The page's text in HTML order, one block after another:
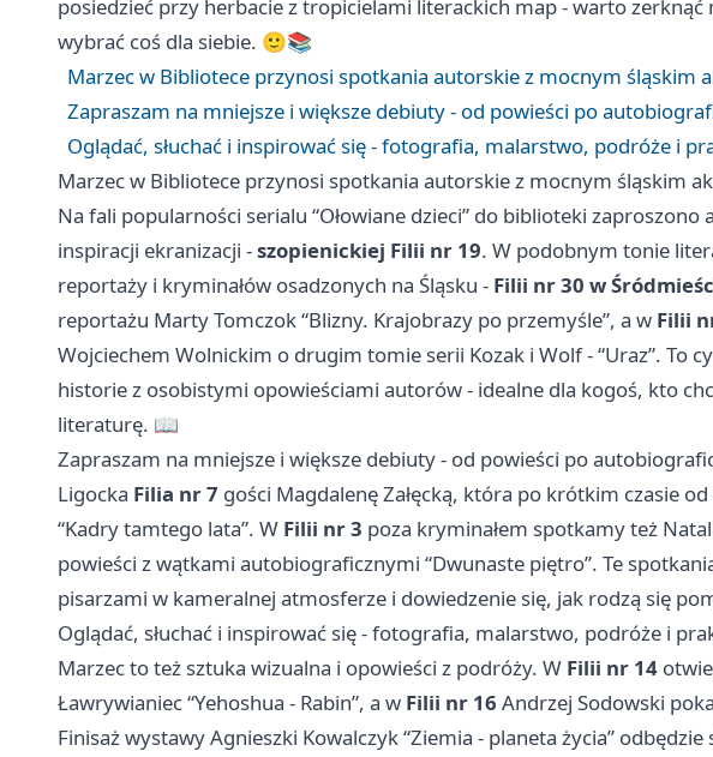
posiedzieć przy herbacie z tropicielami literackich map - warto zerknąć
wybrać coś dla siebie. 🙂📚
Marzec w Bibliotece przynosi spotkania autorskie z mocnym śląskim
Zapraszam na mniejsze i większe debiuty - od powieści po
Oglądać, słuchać i inspirować się - fotografia, malarstwo, podróże i
Marzec w Bibliotece przynosi spotkania autorskie z mocnym śląskim
Na fali popularności serialu “Ołowiane dzieci” do biblioteki zaproszono
inspiracji ekranizacji -szopienickiej Filii nr 19. W podobnym tonie
reportaży i kryminałów osadzonych na Śląsku - Filii nr 30 w
reportażu Marty Tomczok “Blizny. Krajobrazy po przemyśle”, a w Filii
Wojciechem Wolnickim o drugim tomie serii Kozak i Wolf - “Uraz”. To
historie z osobistymi opowieściami autorów - idealne dla kogoś, kto
literaturę. 📖
Zapraszam na mniejsze i większe debiuty - od powieści po
Ligocka Filia nr 7 gości Magdalenę Załęcką, która po krótkim czasie
“Kadry tamtego lata”. W Filii nr 3 poza kryminałem spotkamy też
powieści z wątkami autobiograficznymi “Dwunaste piętro”. Te
pisarzami w kameralnej atmosferze i dowiedzenie się, jak rodzą się
Oglądać, słuchać i inspirować się - fotografia, malarstwo, podróże i
Marzec to też sztuka wizualna i opowieści z podróży. W Filii nr 14
Ławrywianiec “Yehoshua - Rabin”, a w Filii nr 16 Andrzej Sodowski
Finisaż wystawy Agnieszki Kowalczyk “Ziemia - planeta życia” odbędzie